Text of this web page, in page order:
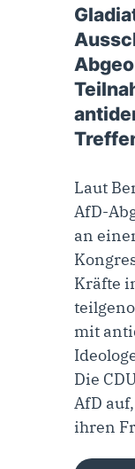
Laut
AfD-
an
Kräfte
mit
Die
AfD
ihren